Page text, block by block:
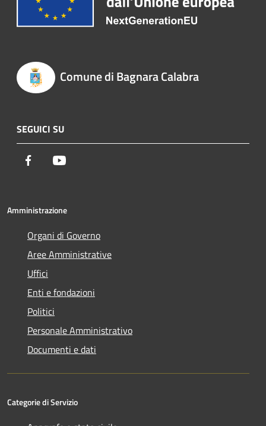
Comune di Bagnara Calabra
SEGUICI SU
Facebook
Amministrazione
Organi di Governo
Aree Amministrative
Uffici
Enti e fondazioni
Politici
Personale Amministrativo
Documenti e dati
Categorie di Servizio